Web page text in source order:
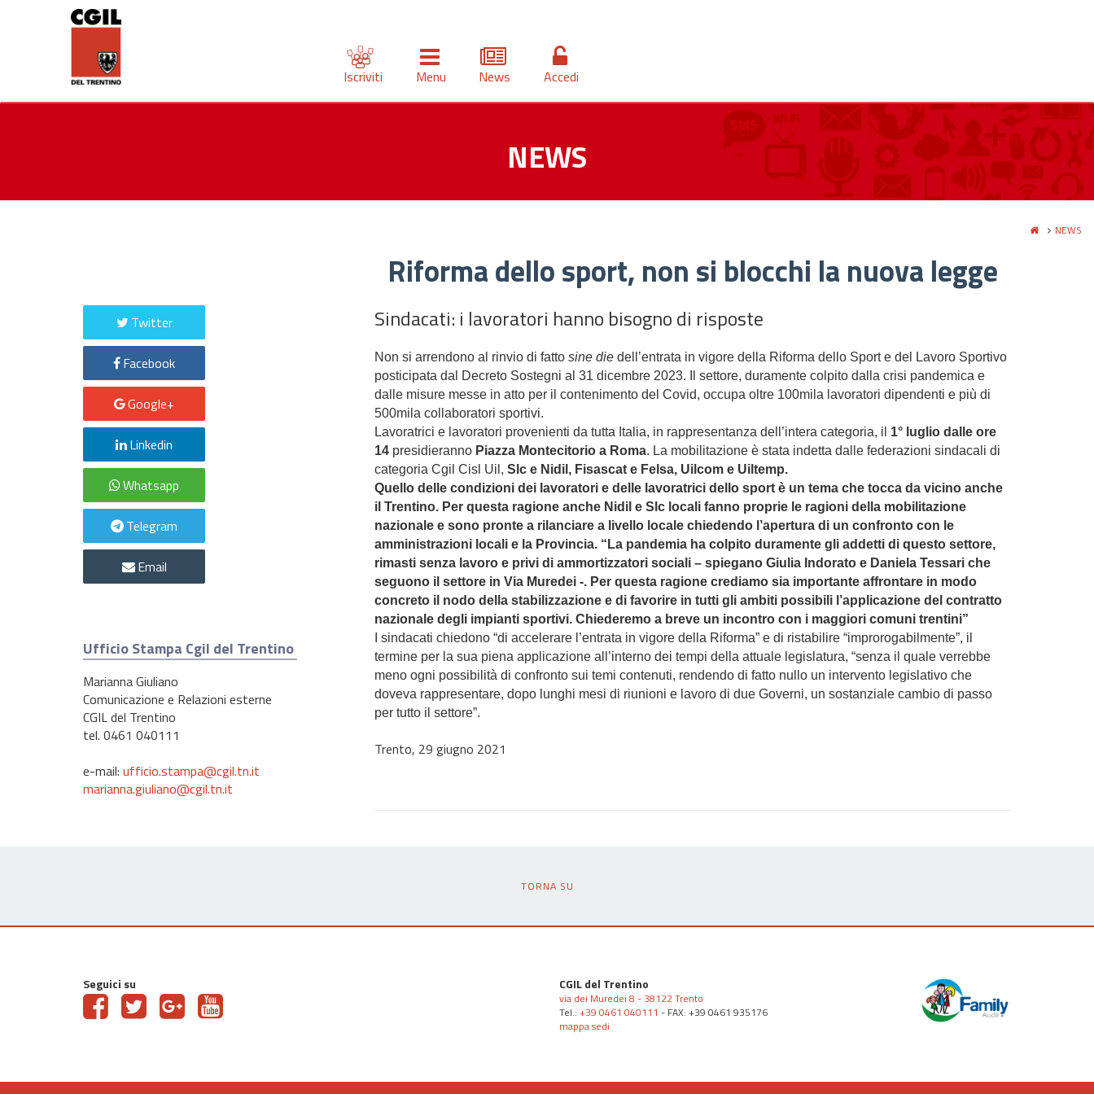
Iscriviti Menu News Accedi
NEWS
NEWS
Riforma dello sport, non si blocchi la nuova legge
Sindacati: i lavoratori hanno bisogno di risposte
Non si arrendono al rinvio di fatto sine diedell’entrata in vigore della Riforma dello Sport e del Lavoro Sportivo
posticipata dal Decreto Sostegni al 31 dicembre 2023. Il settore, duramente colpito dalla crisi pandemica e
dalle misure messe in atto per il contenimento del Covid, occupa oltre 100mila lavoratori dipendenti e più di
500mila collaboratori sportivi.
Lavoratrici e lavoratori provenienti da tutta Italia, in rappresentanza dell’intera categoria, il 1° luglio dalle ore
14presidieranno Piazza Montecitorio a Roma. La mobilitazione è stata indetta dalle federazioni sindacali di
categoria Cgil Cisl Uil, Slc e Nidil, Fisascat e Felsa, Uilcom e Uiltemp.
Quello delle condizioni dei lavoratori e delle lavoratrici dello sport è un tema che tocca da vicino anche
il Trentino. Per questa ragione anche Nidil e Slc locali fanno proprie le ragioni della mobilitazione
nazionale e sono pronte a rilanciare a livello locale chiedendo l’apertura di un confronto con le
amministrazioni locali e la Provincia. “La pandemia ha colpito duramente gli addetti di questo settore,
rimasti senza lavoro e privi di ammortizzatori sociali – spiegano Giulia Indorato e Daniela Tessari che
seguono il settore in Via Muredei -. Per questa ragione crediamo sia importante affrontare in modo
concreto il nodo della stabilizzazione e di favorire in tutti gli ambiti possibili l’applicazione del contratto
nazionale degli impianti sportivi. Chiederemo a breve un incontro con i maggiori comuni trentini”
I sindacati chiedono “di accelerare l’entrata in vigore della Riforma” e di ristabilire “improrogabilmente”, il
termine per la sua piena applicazione all’interno dei tempi della attuale legislatura, “senza il quale verrebbe
meno ogni possibilità di confronto sui temi contenuti, rendendo di fatto nullo un intervento legislativo che
doveva rappresentare, dopo lunghi mesi di riunioni e lavoro di due Governi, un sostanziale cambio di passo
per tutto il settore”.
Trento, 29 giugno 2021
Twitter
Facebook
Google+
Linkedin
Whatsapp
Telegram
Email
Ufficio Stampa Cgil del Trentino
Marianna Giuliano
Comunicazione e Relazioni esterne
CGIL del Trentino
tel. 0461 040111
e-mail: ufficio.stampa@cgil.tn.it
marianna.giuliano@cgil.tn.it
TORNA SU
Seguici su CGIL del Trentino
via dei Muredei 8 - 38122 Trento
Tel.: +39 0461 040111 - FAX: +39 0461 935176
mappa sedi